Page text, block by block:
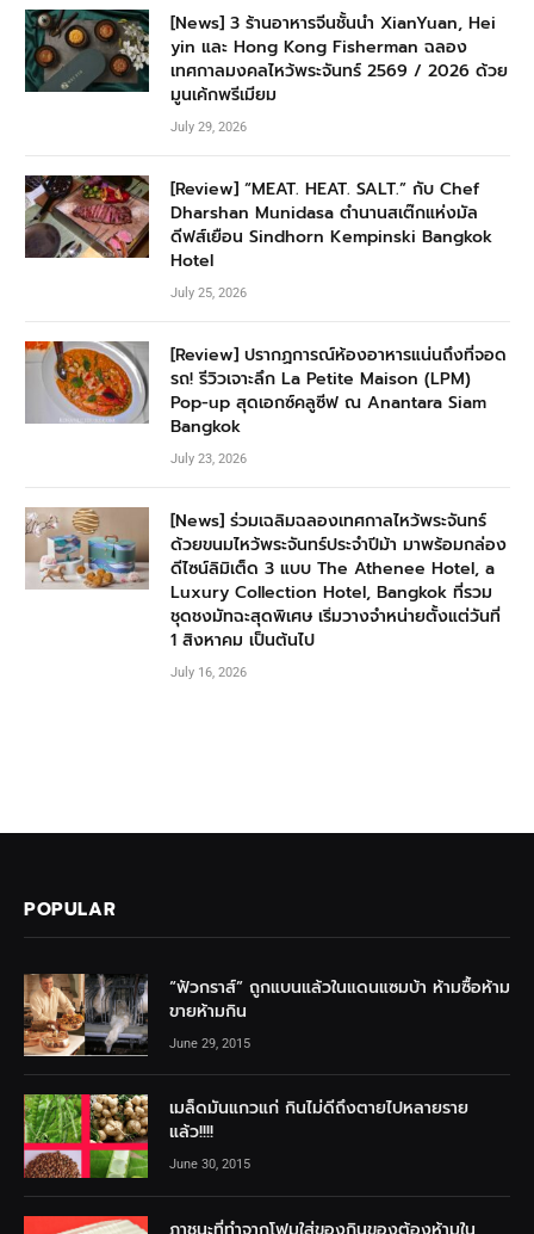
[News] 3 ร้านอาหารจีนชั้นนำ XianYuan, Hei
yin และ Hong Kong Fisherman ฉลอง
เทศกาลมงคลไหว้พระจันทร์ 2569 / 2026 ด้วย
มูนเค้กพรีเมียม
July 29, 2026
[Review] “MEAT. HEAT. SALT.” กับ Chef
Dharshan Munidasa ตำนานสเต๊กแห่งมัล
ดีฟส์เยือน Sindhorn Kempinski Bangkok
Hotel
July 25, 2026
[Review] ปรากฏการณ์ห้องอาหารแน่นถึงที่จอด
รถ! รีวิวเจาะลึก La Petite Maison (LPM)
Pop-up สุดเอกซ์คลูซีฟ ณ Anantara Siam
Bangkok
July 23, 2026
[News] ร่วมเฉลิมฉลองเทศกาลไหว้พระจันทร์
ด้วยขนมไหว้พระจันทร์ประจำปีม้า มาพร้อมกล่อง
ดีไซน์ลิมิเต็ด 3 แบบ The Athenee Hotel, a
Luxury Collection Hotel, Bangkok ที่รวม
ชุดชงมัทฉะสุดพิเศษ เริ่มวางจำหน่ายตั้งแต่วันที่
1 สิงหาคม เป็นต้นไป
July 16, 2026
POPULAR
“ฟัวกราส์” ถูกแบนแล้วในแดนแซมบ้า ห้ามซื้อห้าม
ขายห้ามกิน
June 29, 2015
เมล็ดมันแกวแก่ กินไม่ดีถึงตายไปหลายราย
แล้ว!!!!
June 30, 2015